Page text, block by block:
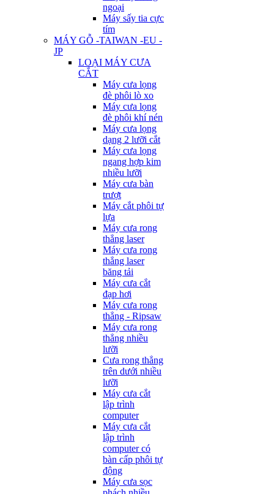
ngoại
Máy sấy tia cực
tím
MÁY GỖ -TAIWAN -EU -
JP
LOẠI MÁY CƯA
CẮT
Máy cưa lọng
đè phôi lò xo
Máy cưa lọng
đè phôi khí nén
Máy cưa lọng
dạng 2 lưỡi cắt
Máy cưa lọng
ngang hợp kim
nhiều lưỡi
Máy cưa bàn
trượt
Máy cắt phôi tự
lựa
Máy cưa rong
thẳng laser
Máy cưa rong
thẳng laser
băng tải
Máy cưa cắt
đạp hơi
Máy cưa rong
thẳng - Ripsaw
Máy cưa rong
thẳng nhiều
lưỡi
Cưa rong thẳng
trên dưới nhiều
lưỡi
Máy cưa cắt
lập trình
computer
Máy cưa cắt
lập trình
computer có
bàn cấp phôi tự
động
Máy cưa sọc